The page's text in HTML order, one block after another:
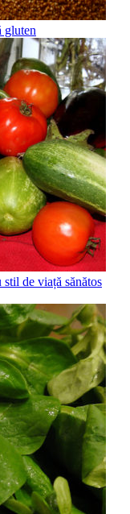
gluten
de viață sănătos